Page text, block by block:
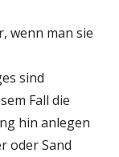
wenn man sie
sind
Fall die
hin anlegen
oder Sand